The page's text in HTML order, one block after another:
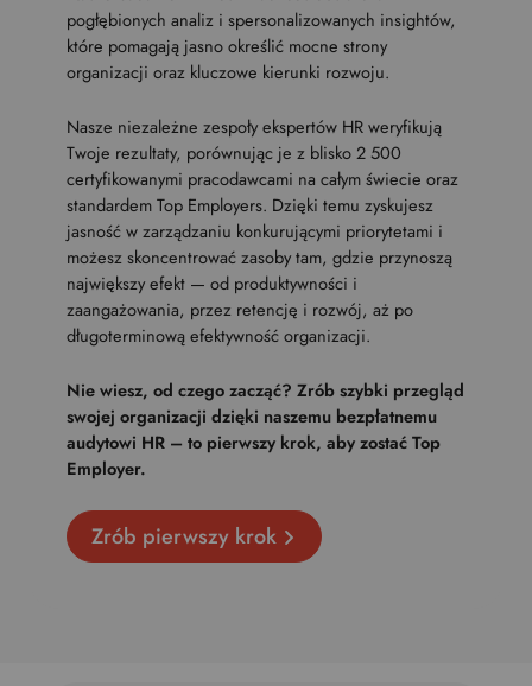
pogłębionych analiz i spersonalizowanych insightów,
które pomagają jasno określić mocne strony
organizacji oraz kluczowe kierunki rozwoju.
Nasze niezależne zespoły ekspertów HR weryfikują
Twoje rezultaty, porównując je z blisko 2 500
certyfikowanymi pracodawcami na całym świecie oraz
standardem Top Employers. Dzięki temu zyskujesz
jasność w zarządzaniu konkurującymi priorytetami i
możesz skoncentrować zasoby tam, gdzie przynoszą
największy efekt — od produktywności i
zaangażowania, przez retencję i rozwój, aż po
długoterminową efektywność organizacji.
Nie wiesz, od czego zacząć? Zrób szybki przegląd
swojej organizacji dzięki naszemu bezpłatnemu
audytowi HR – to pierwszy krok, aby zostać Top
Employer.
Zrób pierwszy krok